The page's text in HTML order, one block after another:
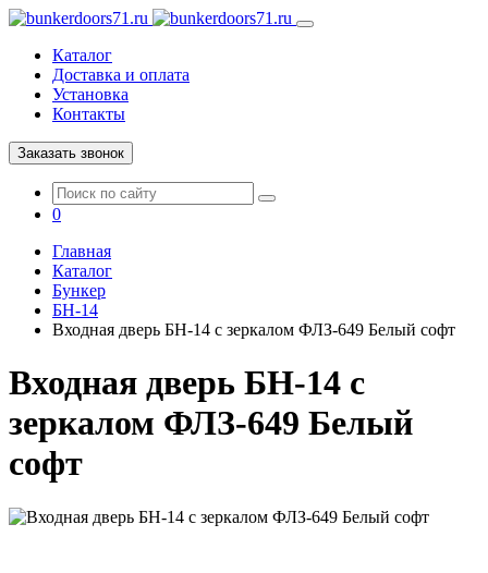
Каталог
Доставка и оплата
Установка
Контакты
Заказать звонок
0
Главная
Каталог
Бункер
БН-14
Входная дверь БН-14 с зеркалом ФЛЗ-649 Белый софт
Входная дверь БН-14 с
зеркалом ФЛЗ-649 Белый
софт